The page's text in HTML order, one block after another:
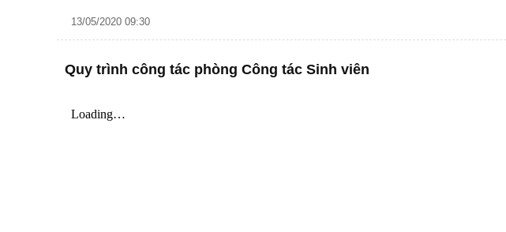
13/05/2020 09:30
Quy trình công tác phòng Công tác Sinh viên